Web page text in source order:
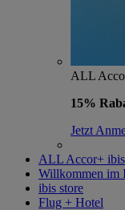
ALL
15%
Jetzt
ALL Accor+ ibis
Willkommen im
ibis store
Flug + Hotel